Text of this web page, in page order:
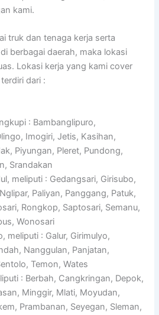
kami.
truk dan tenaga kerja serta
berbagai daerah, maka lokasi
Lokasi kerja yang kami cover
dari :
: Bambanglipuro,
Imogiri, Jetis, Kasihan,
Piyungan, Pleret, Pundong,
Srandakan
meliputi : Gedangsari, Girisubo,
Paliyan, Panggang, Patuk,
Rongkop, Saptosari, Semanu,
Wonosari
meliputi : Galur, Girimulyo,
Nanggulan, Panjatan,
Temon, Wates
: Berbah, Cangkringan, Depok,
Minggir, Mlati, Moyudan,
Prambanan, Seyegan, Sleman,